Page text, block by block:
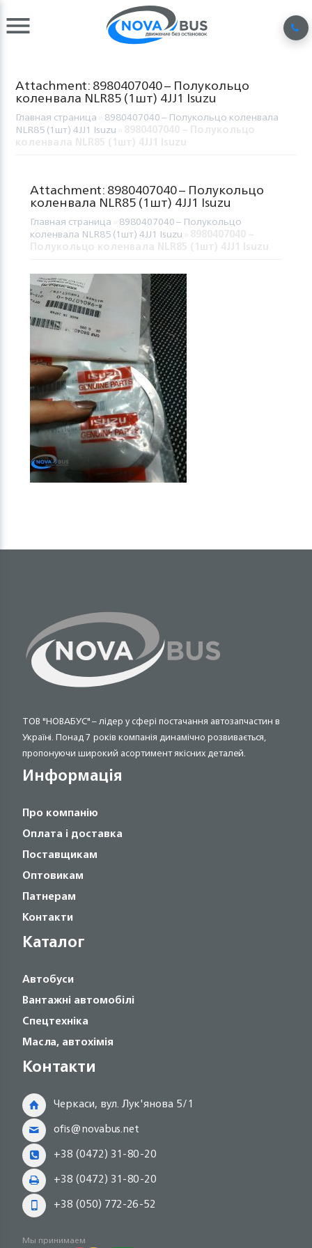
Attachment: 8980407040 – Полукольцо
коленвала NLR85 (1шт) 4JJ1 Isuzu
Главная страница 8980407040 – Полукольцо коленвала
NLR85 (1шт) 4JJ1 Isuzu
Attachment: 8980407040 – Полукольцо
коленвала NLR85 (1шт) 4JJ1 Isuzu
Главная страница 8980407040 – Полукольцо
коленвала NLR85 (1шт) 4JJ1 Isuzu
ТОВ "НОВАБУС" – лідер у сфері постачання автозапчастин в
Україні. Понад 7 років компанія динамічно розвивається,
пропонуючи широкий асортимент якісних деталей.
Информація
Про компанію
Оплата і доставка
Поставщикам
Оптовикам
Патнерам
Контакти
Каталог
Автобуси
Вантажні автомобілі
Спецтехніка
Масла, автохімія
Контакти
Черкаси, вул. Лук'янова 5/1
ofis@novabus.net
+38 (0472) 31-80-20
+38 (0472) 31-80-20
+38 (050) 772-26-52
Мы принимаем